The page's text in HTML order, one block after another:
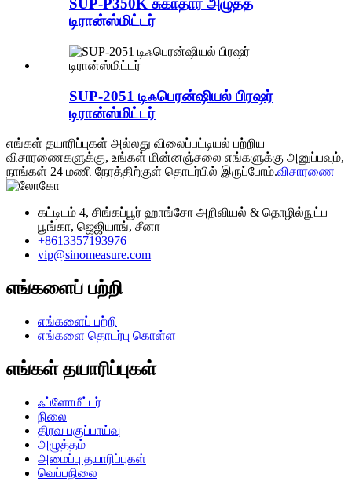
SUP-P350K சுகாதார அழுத்த
டிரான்ஸ்மிட்டர்
SUP-2051 டிஃபெரன்ஷியல் பிரஷர்
டிரான்ஸ்மிட்டர்
எங்கள் தயாரிப்புகள் அல்லது விலைப்பட்டியல் பற்றிய
விசாரணைகளுக்கு, உங்கள் மின்னஞ்சலை எங்களுக்கு அனுப்பவும்,
நாங்கள் 24 மணி நேரத்திற்குள் தொடர்பில் இருப்போம்.விசாரணை
கட்டிடம் 4, சிங்கப்பூர் ஹாங்சோ அறிவியல் & தொழில்நுட்ப
பூங்கா, ஜெஜியாங், சீனா
+8613357193976
vip@sinomeasure.com
எங்களைப் பற்றி
எங்களைப் பற்றி
எங்களை தொடர்பு கொள்ள
எங்கள் தயாரிப்புகள்
ஃப்ளோமீட்டர்
நிலை
திரவ பகுப்பாய்வு
அழுத்தம்
அமைப்பு தயாரிப்புகள்
வெப்பநிலை